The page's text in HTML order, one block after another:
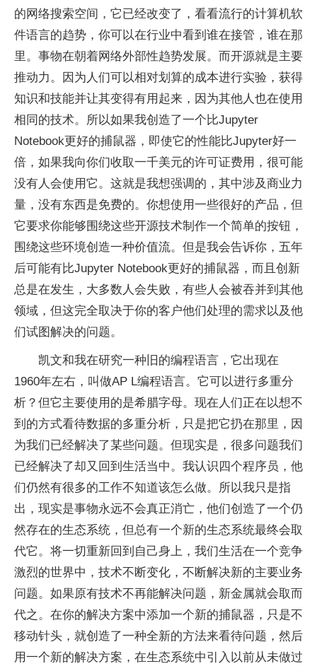
的网络搜索空间，它已经改变了，看看流行的计算机软
件语言的趋势，你可以在行业中看到谁在接管，谁在那
里。事物在朝着网络外部性趋势发展。而开源就是主要
推动力。因为人们可以相对划算的成本进行实验，获得
知识和技能并让其变得有用起来，因为其他人也在使用
相同的技术。所以如果我创造了一个比Jupyter
Notebook更好的捕鼠器，即使它的性能比Jupyter好一
倍，如果我向你们收取一千美元的许可证费用，很可能
没有人会使用它。这就是我想强调的，其中涉及商业力
量，没有东西是免费的。你想使用一些很好的产品，但
它要求你能够围绕这些开源技术制作一个简单的按钮，
围绕这些环境创造一种价值流。但是我会告诉你，五年
后可能有比Jupyter Notebook更好的捕鼠器，而且创新
总是在发生，大多数人会失败，有些人会被吞并到其他
领域，但这完全取决于你的客户他们处理的需求以及他
们试图解决的问题。
凯文和我在研究一种旧的编程语言，它出现在
1960年左右，叫做AP L编程语言。它可以进行多重分
析？但它主要使用的是希腊字母。现在人们正在以想不
到的方式看待数据的多重分析，只是把它扔在那里，因
为我们已经解决了某些问题。但现实是，很多问题我们
已经解决了却又回到生活当中。我认识四个程序员，他
们仍然有很多的工作不知道该怎么做。所以我只是指
出，现实是事物永远不会真正消亡，他们创造了一个仍
然存在的生态系统，但总有一个新的生态系统最终会取
代它。将一切重新回到自己身上，我们生活在一个竞争
激烈的世界中，技术不断变化，不断解决新的主要业务
问题。如果原有技术不再能解决问题，新金属就会取而
代之。在你的解决方案中添加一个新的捕鼠器，只是不
移动针头，就创造了一种全新的方法来看待问题，然后
用一个新的解决方案，在生态系统中引入以前从未做过